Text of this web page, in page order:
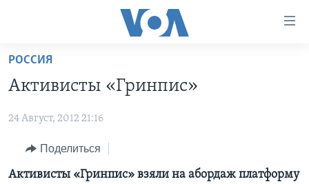
Перейти
основной
Перейти
навигации
АМЕРИКА
НОВОСТИ ЗА МИНУТУ
ИТОГИ
ПРОЕКТЫ
УЧИМ АНГЛИЙСКИЙ
НАША АМЕРИКАНСКАЯ ИСТОРИЯ
ЭКСПЕРТИЗА
ИНТЕРВЬЮ
РОССИЯ
Активисты «Гринпис»
24 Август, 2012 21:16
Поделиться
Активисты «Гринпис» взяли на абордаж платформу